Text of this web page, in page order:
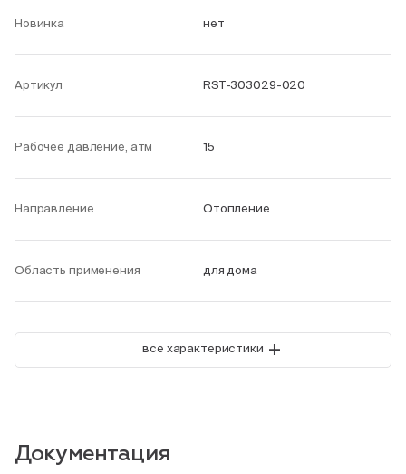
Новинка нет
Артикул RST-303029-020
Рабочее давление, атм 15
Направление Отопление
Область применения для дома
все характеристики +
Документация